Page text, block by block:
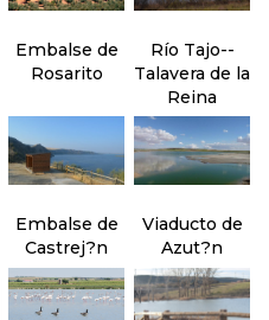
Embalse de
Rosarito
Río Tajo--
Talavera de la
Reina
Embalse de
Castrej?n
Viaducto de
Azut?n